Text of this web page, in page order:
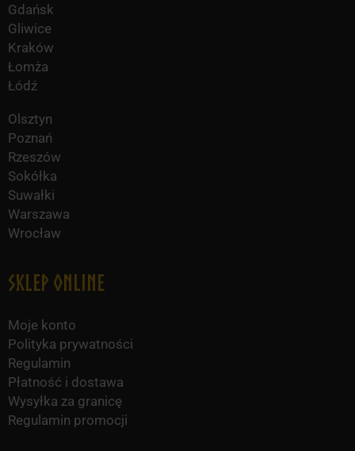
Gdańsk
Gliwice
Kraków
Łomża
Łódź
Olsztyn
Poznań
Rzeszów
Sokółka
Suwałki
Warszawa
Wrocław
Sklep online
Moje konto
Polityka prywatności
Regulamin
Płatność i dostawa
Wysyłka za granicę
Regulamin promocji